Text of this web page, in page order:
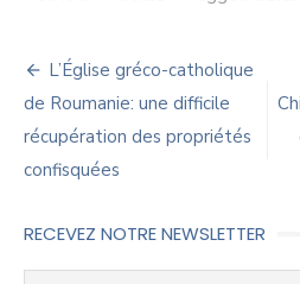
Navigation
de
l’article
L’Église gréco-catholique
de Roumanie: une difficile
récupération des propriétés
confisquées
RECEVEZ NOTRE NEWSLETTER